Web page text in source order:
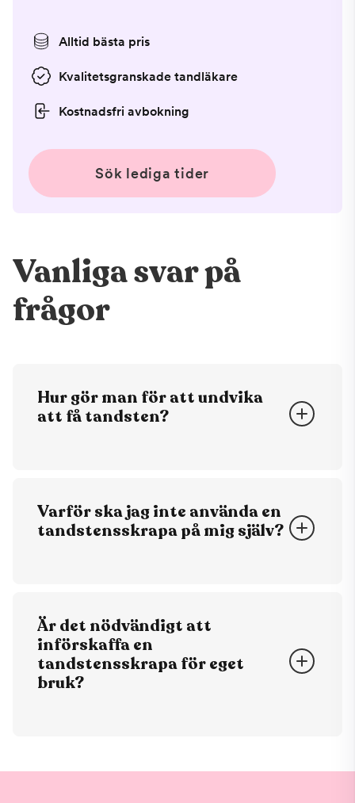
Alltid bästa pris
Kvalitetsgranskade tandläkare
Kostnadsfri avbokning
Sök lediga tider
Vanliga svar på
frågor
Hur gör man för att undvika
att få tandsten?
tandtråd. Bäst är att gå till en
tandhygienist regelbundet som kan
Varför ska jag inte använda en
tandstensskrapa på mig själv?
slinter och skadar tandköttet.
Är det nödvändigt att
införskaffa en
tandstensskrapa för eget
bruk?